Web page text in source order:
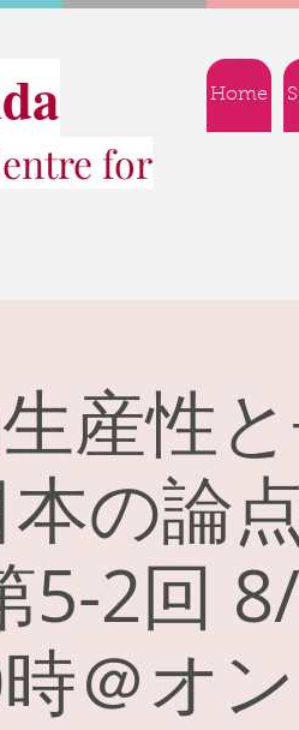
for
Home
産性
本の論
5-2回
＠オ